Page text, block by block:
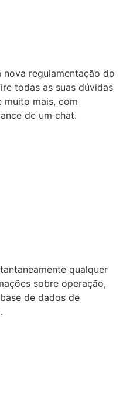
regulamentação do
todas as suas dúvidas
muito mais, com
de um chat.
qualquer
sobre operação,
de dados de